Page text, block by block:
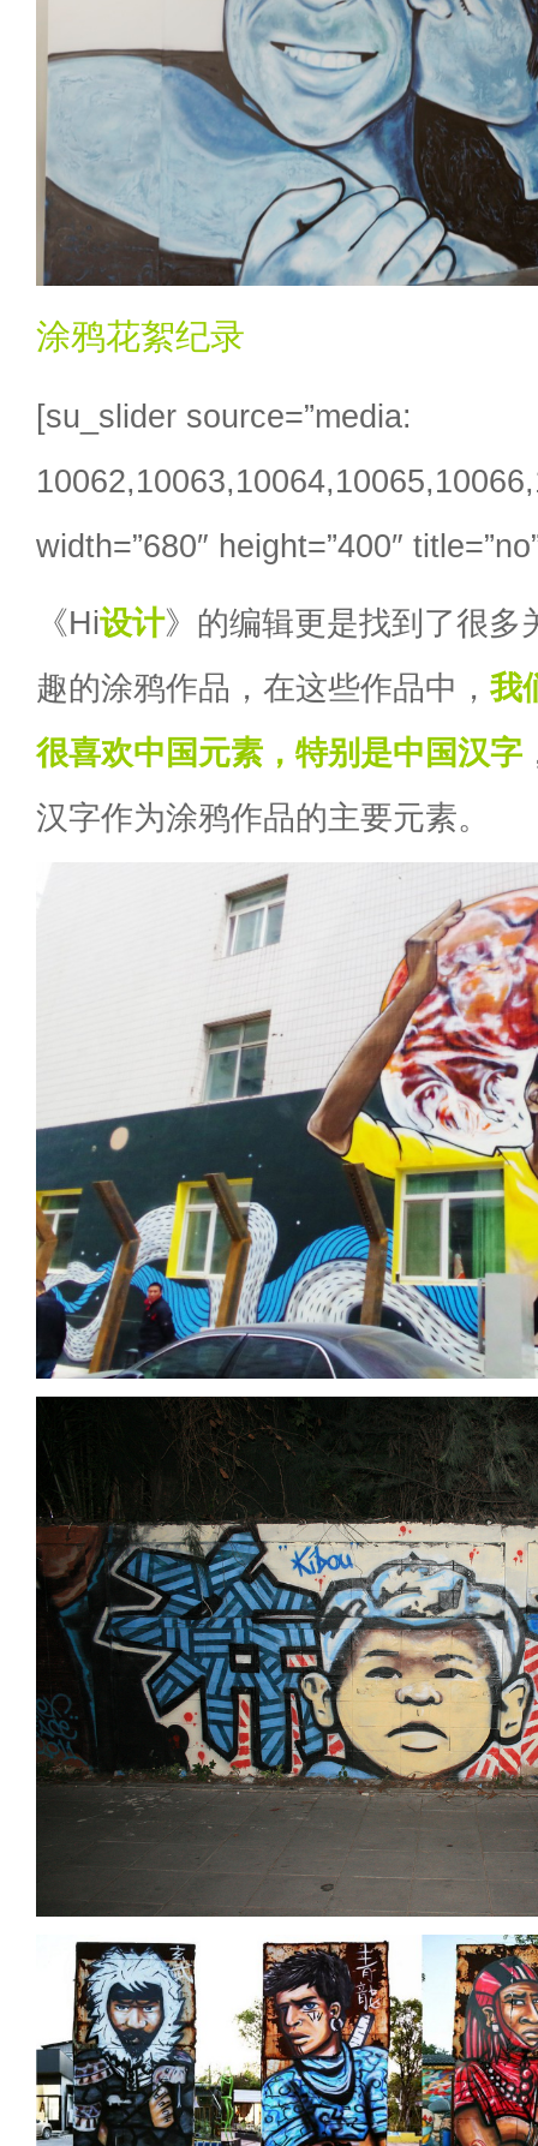
涂鸦花絮纪录
[su_slider source=”media:
width=”680″ height=”400″
《Hi设计》的编辑更是找到了很多
趣的涂鸦作品，在这些作品中， 我
很喜欢中国元素，特别是中国汉字
汉字作为涂鸦作品的主要元素。